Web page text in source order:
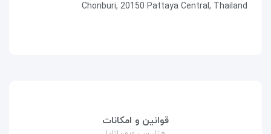
Chonburi, 20150 Pattaya Central, Thailand
قوانین و امکانات